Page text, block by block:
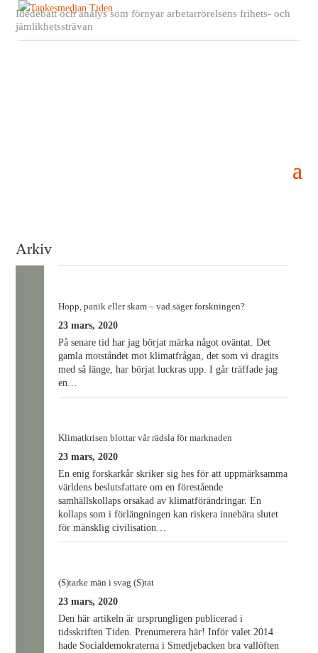
Idédebatt och analys som förnyar arbetarrörelsens frihets- och
jämlikhetssträvan
Arkiv
Hopp, panik eller skam – vad säger forskningen?
23 mars, 2020
På senare tid har jag börjat märka något oväntat. Det
gamla motståndet mot klimatfrågan, det som vi dragits
med så länge, har börjat luckras upp. I går träffade jag
en…
Klimatkrisen blottar vår rädsla för marknaden
23 mars, 2020
En enig forskarkår skriker sig hes för att uppmärksamma
världens beslutsfattare om en förestående
samhällskollaps orsakad av klimatförändringar. En
kollaps som i förlängningen kan riskera innebära slutet
för mänsklig civilisation…
(S)tarke män i svag (S)tat
23 mars, 2020
Den här artikeln är ursprungligen publicerad i
tidsskriften Tiden. Prenumerera här! Inför valet 2014
hade Socialdemokraterna i Smedjebacken bra vallöften